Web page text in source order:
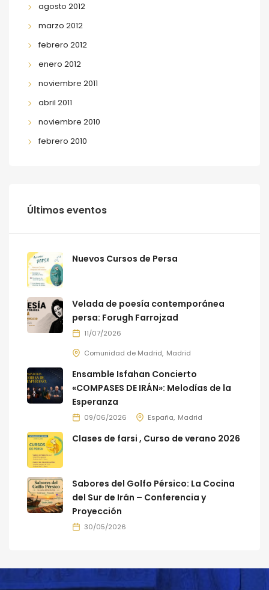
agosto 2012
marzo 2012
febrero 2012
enero 2012
noviembre 2011
abril 2011
noviembre 2010
febrero 2010
Últimos eventos
Nuevos Cursos de Persa
Velada de poesía contemporánea
persa: Forugh Farrojzad
11/07/2026
Comunidad de Madrid Madrid
Ensamble Isfahan Concierto
«COMPASES DE IRÁN»: Melodías de la
Esperanza
09/06/2026 España Madrid
Clases de farsi , Curso de verano 2026
Sabores del Golfo Pérsico: La Cocina
del Sur de Irán – Conferencia y
Proyección
30/05/2026